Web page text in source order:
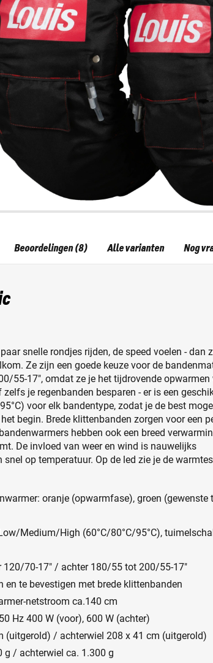
snelle rondjes rijden, de speed voelen - dan
Ze zijn een goede keuze voor de
55-17", omdat ze je het tijdrovende opwarmen
je regenbanden besparen - er is een
voor elk bandentype, zodat je de best
begin. Brede klittenbanden zorgen voor een
hebben ook een breed
De invloed van weer en wind is nauwelijks
op temperatuur. Op de led zie je de
oranje (opwarmfase), groen (gewenste
Medium/High (60°C/80°C/95°C),
120/70-17" / achter 180/55 tot 200/55-17"
en te bevestigen met brede klittenbanden
netstroom ca.140 cm
Hz 400 W (voor), 600 W (achter)
(uitgerold) / achterwiel 208 x 41 cm (uitgerold)
g / achterwiel ca. 1.300 g
Beoordelingen (8) Alle varianten Nog